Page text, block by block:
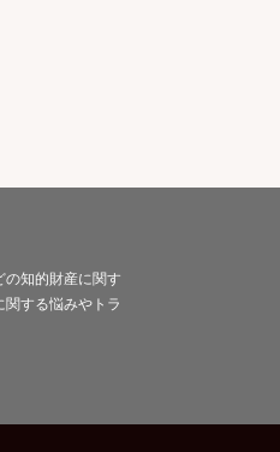
知的財産に関す
する悩みやトラ